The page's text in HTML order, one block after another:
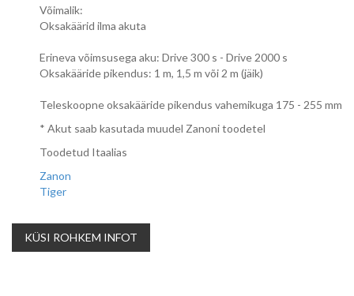
Võimalik:
Oksakäärid ilma akuta
Erineva võimsusega aku: Drive 300 s - Drive 2000 s
Oksakääride pikendus: 1 m, 1,5 m või 2 m (jäik)
Teleskoopne oksakääride pikendus vahemikuga 175 - 255 mm
* Akut saab kasutada muudel Zanoni toodetel
Toodetud Itaalias
Zanon
Tiger
KÜSI ROHKEM INFOT